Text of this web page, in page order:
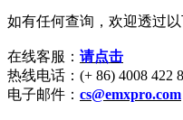
如有任何查询，欢迎透过以
在线客服： 请点击
热线电话：(+ 86) 4008 422
电子邮件： cs@emxpro.com